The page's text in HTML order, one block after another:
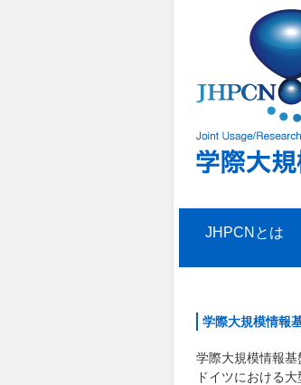
JHPCNとは
学際大規模情報
学際大規模情報基
ドイツにおける